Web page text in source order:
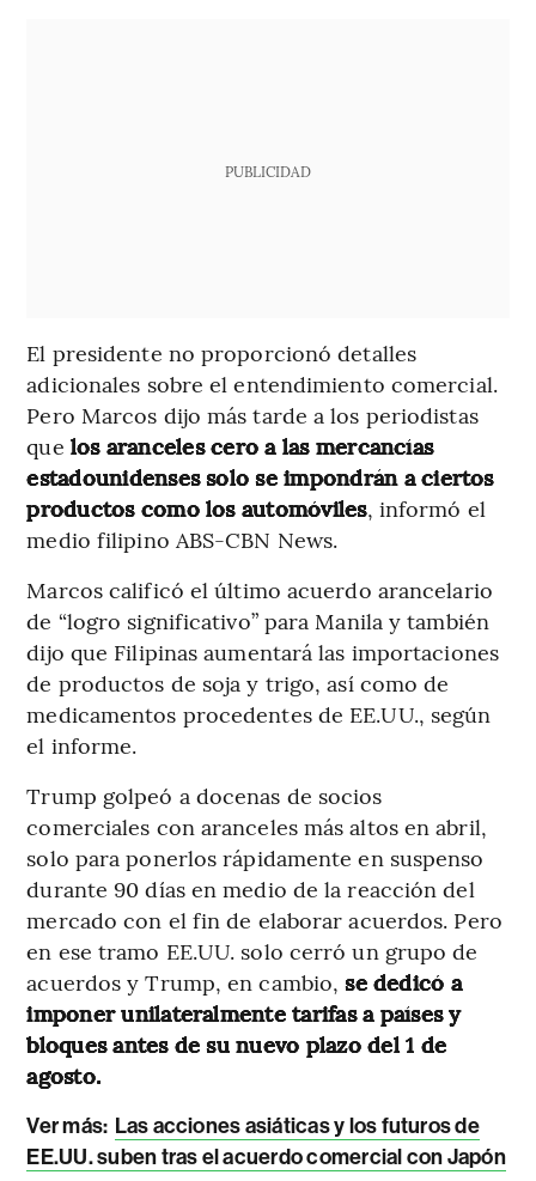
PUBLICIDAD
El presidente no proporcionó detalles
adicionales sobre el entendimiento comercial.
Pero Marcos dijo más tarde a los periodistas
que los aranceles cero a las mercancías
estadounidenses solo se impondrán a ciertos
productos como los automóviles, informó el
medio filipino ABS-CBN News.
Marcos calificó el último acuerdo arancelario
de “logro significativo” para Manila y también
dijo que Filipinas aumentará las importaciones
de productos de soja y trigo, así como de
medicamentos procedentes de EE.UU., según
el informe.
Trump golpeó a docenas de socios
comerciales con aranceles más altos en abril,
solo para ponerlos rápidamente en suspenso
durante 90 días en medio de la reacción del
mercado con el fin de elaborar acuerdos. Pero
en ese tramo EE.UU. solo cerró un grupo de
acuerdos y Trump, en cambio,se dedicó a
imponer unilateralmente tarifas a países y
bloques antes de su nuevo plazo del 1 de
agosto.
Ver más: Las acciones asiáticas y los futuros de
EE.UU. suben tras el acuerdo comercial con Japón